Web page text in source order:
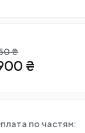
₴
₴
по частям: